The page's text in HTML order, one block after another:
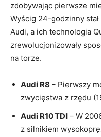
zdobywając pierwsze
Wyścig 24-godzinny
Audi, a ich technologia
zrewolucjonizowały
na torze.
Audi R8 – Pierwszy
zwycięstwa z rzędu
Audi R10 TDI – W
z silnikiem